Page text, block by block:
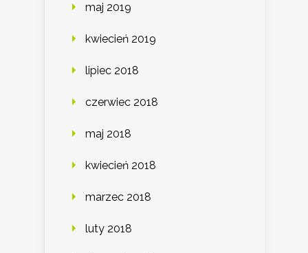
maj 2019
kwiecień 2019
lipiec 2018
czerwiec 2018
maj 2018
kwiecień 2018
marzec 2018
luty 2018